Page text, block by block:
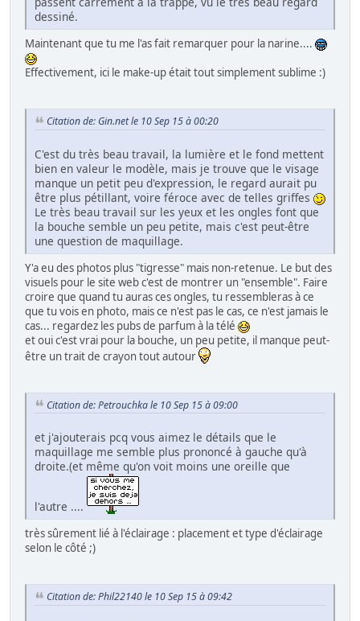
dessiné.
Maintenant que tu me l'as fait remarquer pour la narine....
Effectivement, ici le make-up était tout simplement sublime :)
Citation de: Gin.net le 10 Sep 15 à 00:20
C'est du très beau travail, la lumière et le fond mettent
bien en valeur le modèle, mais je trouve que le visage
manque un petit peu d'expression, le regard aurait pu
être plus pétillant, voire féroce avec de telles griffes
Le très beau travail sur les yeux et les ongles font que
la bouche semble un peu petite, mais c'est peut-être
une question de maquillage.
Y'a eu des photos plus "tigresse" mais non-retenue. Le but des
visuels pour le site web c'est de montrer un "ensemble". Faire
croire que quand tu auras ces ongles, tu ressembleras à ce
que tu vois en photo, mais ce n'est pas le cas, ce n'est jamais le
cas... regardez les pubs de parfum à la télé
et oui c'est vrai pour la bouche, un peu petite, il manque peut-
être un trait de crayon tout autour
Citation de: Petrouchka le 10 Sep 15 à 09:00
et j'ajouterais pcq vous aimez le détails que le
maquillage me semble plus prononcé à gauche qu'à
droite.(et même qu'on voit moins une oreille que
l'autre ....
très sûrement lié à l'éclairage : placement et type d'éclairage
selon le côté ;)
Citation de: Phil22140 le 10 Sep 15 à 09:42